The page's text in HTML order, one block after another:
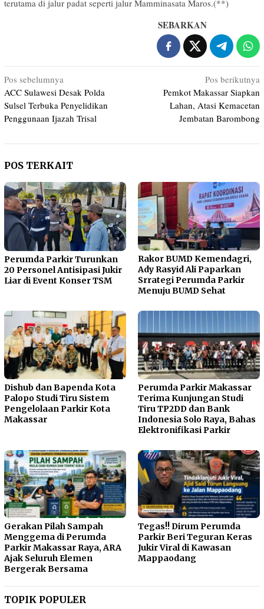
terutama di jalur padat seperti jalur Mamminasata Maros.(**)
SEBARKAN
Navigasi
pos
Pos sebelumnya
ACC Sulawesi Desak Polda
Sulsel Terbuka Penyelidikan
Penggunaan Ijazah Trisal
Pos berikutnya
Pemkot Makassar Siapkan
Lahan, Atasi Kemacetan
Jembatan Barombong
POS TERKAIT
Perumda Parkir Turunkan
20 Personel Antisipasi Jukir
Liar di Event Konser TSM
Rakor BUMD Kemendagri,
Ady Rasyid Ali Paparkan
Srrategi Perumda Parkir
Menuju BUMD Sehat
Dishub dan Bapenda Kota
Palopo Studi Tiru Sistem
Pengelolaan Parkir Kota
Makassar
Perumda Parkir Makassar
Terima Kunjungan Studi
Tiru TP2DD dan Bank
Indonesia Solo Raya, Bahas
Elektronifikasi Parkir
Gerakan Pilah Sampah
Menggema di Perumda
Parkir Makassar Raya, ARA
Ajak Seluruh Elemen
Bergerak Bersama
Tegas!! Dirum Perumda
Parkir Beri Teguran Keras
Jukir Viral di Kawasan
Mappaodang
TOPIK POPULER